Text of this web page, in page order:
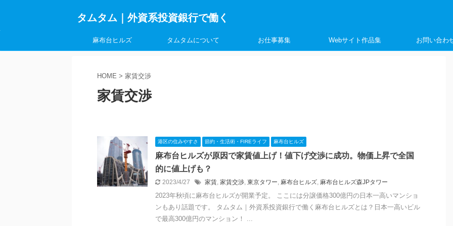
タムタム｜外資系投資銀行で働く
麻布台ヒルズ タムタムについて お仕事募集 Webサイト作品集 お問い合わ
HOME > 家賃交渉
家賃交渉
港区の住みやすさ 節約・生活術・FIREライフ 麻布台ヒルズ
麻布台ヒルズが原因で家賃値上げ！値下げ交渉に成功。物価上昇で全国
的に値上げも？
2023/4/27 家賃, 家賃交渉, 東京タワー, 麻布台ヒルズ, 麻布台ヒルズ森JPタワー
2023年秋頃に麻布台ヒルズが開業予定。 ここには分譲価格300億円の日本一高いマンショ
ンもあり話題です。 タムタム｜外資系投資銀行で働く麻布台ヒルズとは？日本一高いビル
で最高300億円のマンション！ ...